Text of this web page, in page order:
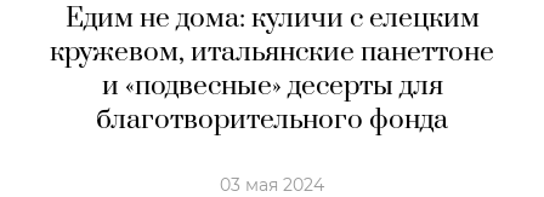
Едим не дома: куличи с елецким
кружевом, итальянские панеттоне
и «подвесные» десерты для
благотворительного фонда
03 мая 2024